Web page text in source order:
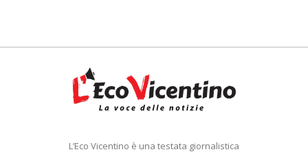
L’Eco Vicentino è una testata giornalistica